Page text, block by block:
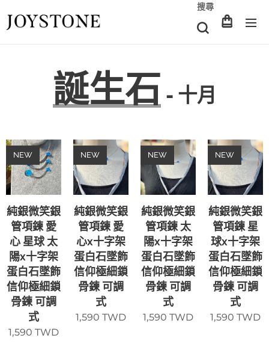
搜尋
誕生石 - 十月
純銀微笑銀
管項鍊 愛
心 星球 太
陽x十字架
蛋白石墜飾
信仰極細鎖
骨鍊 可調
式
NEW
1,590 TWD
純銀微笑銀
管項鍊 愛
心x十字架
蛋白石墜飾
信仰極細鎖
骨鍊 可調
式
NEW
1,590 TWD
純銀微笑銀
管項鍊 太
陽x十字架
蛋白石墜飾
信仰極細鎖
骨鍊 可調
式
NEW
1,590 TWD
純銀微笑銀
管項鍊 星
球x十字架
蛋白石墜飾
信仰極細鎖
骨鍊 可調
式
NEW
1,590 TWD